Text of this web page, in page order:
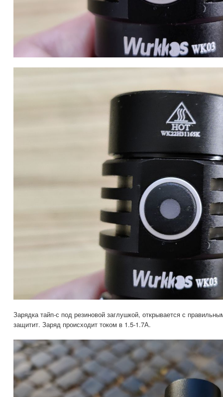
Зарядка тайп-с под резиновой заглушкой, открывается с
защитит. Заряд происходит током в 1.5-1.7А.